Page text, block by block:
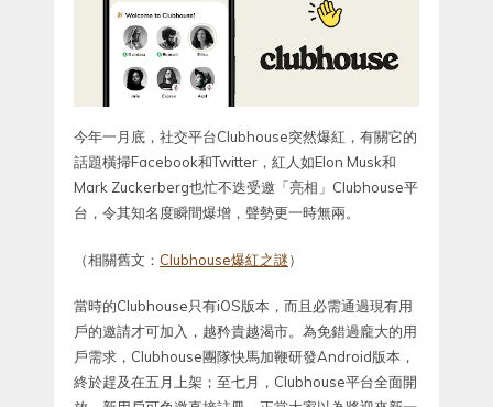
今年一月底，社交平台Clubhouse突然爆紅，有關它的
話題橫掃Facebook和Twitter，紅人如Elon Musk和
Mark Zuckerberg也忙不迭受邀「亮相」Clubhouse平
台，令其知名度瞬間爆增，聲勢更一時無兩。
（相關舊文： Clubhouse爆紅之謎）
當時的Clubhouse只有iOS版本，而且必需通過現有用
戶的邀請才可加入，越矜貴越渴市。為免錯過龐大的用
戶需求，Clubhouse團隊快馬加鞭研發Android版本，
終於趕及在五月上架；至七月，Clubhouse平台全面開